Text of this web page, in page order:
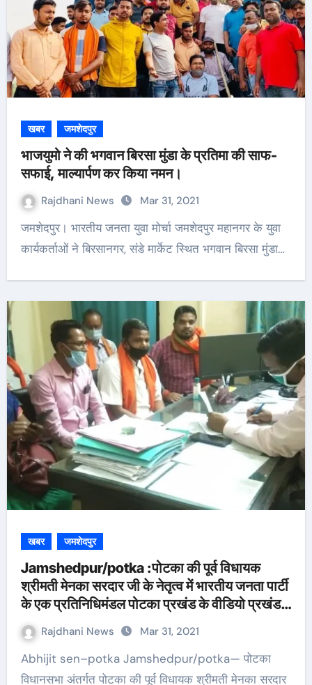
खबर जमशेदपुर
भाजयुमो ने की भगवान बिरसा मुंडा के प्रतिमा की साफ-
सफाई, माल्यार्पण कर किया नमन।
Rajdhani News Mar 31, 2021
जमशेदपुर। भारतीय जनता युवा मोर्चा जमशेदपुर महानगर के युवा
कार्यकर्ताओं ने बिरसानगर, संडे मार्केट स्थित भगवान बिरसा मुंडा…
खबर जमशेदपुर
Jamshedpur/potka :पोटका की पूर्व विधायक
श्रीमती मेनका सरदार जी के नेतृत्व में भारतीय जनता पार्टी
के एक प्रतिनिधिमंडल पोटका प्रखंड के वीडियो प्रखंड
कार्यालय में जाकर वीडियो से मिला
Rajdhani News Mar 31, 2021
Abhijit sen–potka Jamshedpur/potka— पोटका
विधानसभा अंतर्गत पोटका की पूर्व विधायक श्रीमती मेनका सरदार